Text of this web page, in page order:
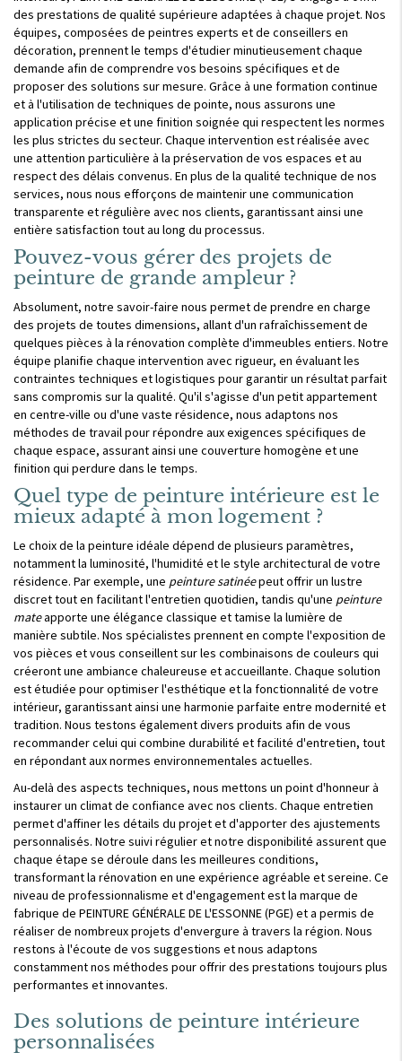
des prestations de qualité supérieure adaptées à chaque projet. Nos
équipes, composées de peintres experts et de conseillers en
décoration, prennent le temps d'étudier minutieusement chaque
demande afin de comprendre vos besoins spécifiques et de
proposer des solutions sur mesure. Grâce à une formation continue
et à l'utilisation de techniques de pointe, nous assurons une
application précise et une finition soignée qui respectent les normes
les plus strictes du secteur. Chaque intervention est réalisée avec
une attention particulière à la préservation de vos espaces et au
respect des délais convenus. En plus de la qualité technique de nos
services, nous nous efforçons de maintenir une communication
transparente et régulière avec nos clients, garantissant ainsi une
entière satisfaction tout au long du processus.
Pouvez-vous gérer des projets de
peinture de grande ampleur ?
Absolument, notre savoir-faire nous permet de prendre en charge
des projets de toutes dimensions, allant d'un rafraîchissement de
quelques pièces à la rénovation complète d'immeubles entiers. Notre
équipe planifie chaque intervention avec rigueur, en évaluant les
contraintes techniques et logistiques pour garantir un résultat parfait
sans compromis sur la qualité. Qu'il s'agisse d'un petit appartement
en centre-ville ou d'une vaste résidence, nous adaptons nos
méthodes de travail pour répondre aux exigences spécifiques de
chaque espace, assurant ainsi une couverture homogène et une
finition qui perdure dans le temps.
Quel type de peinture intérieure est le
mieux adapté à mon logement ?
Le choix de la peinture idéale dépend de plusieurs paramètres,
notamment la luminosité, l'humidité et le style architectural de votre
résidence. Par exemple, une peinture satinéepeut offrir un lustre
discret tout en facilitant l'entretien quotidien, tandis qu'une peinture
mateapporte une élégance classique et tamise la lumière de
manière subtile. Nos spécialistes prennent en compte l'exposition de
vos pièces et vous conseillent sur les combinaisons de couleurs qui
créeront une ambiance chaleureuse et accueillante. Chaque solution
est étudiée pour optimiser l'esthétique et la fonctionnalité de votre
intérieur, garantissant ainsi une harmonie parfaite entre modernité et
tradition. Nous testons également divers produits afin de vous
recommander celui qui combine durabilité et facilité d'entretien, tout
en répondant aux normes environnementales actuelles.
Au-delà des aspects techniques, nous mettons un point d'honneur à
instaurer un climat de confiance avec nos clients. Chaque entretien
permet d'affiner les détails du projet et d'apporter des ajustements
personnalisés. Notre suivi régulier et notre disponibilité assurent que
chaque étape se déroule dans les meilleures conditions,
transformant la rénovation en une expérience agréable et sereine. Ce
niveau de professionnalisme et d'engagement est la marque de
fabrique de PEINTURE GÉNÉRALE DE L'ESSONNE (PGE) et a permis de
réaliser de nombreux projets d'envergure à travers la région. Nous
restons à l'écoute de vos suggestions et nous adaptons
constamment nos méthodes pour offrir des prestations toujours plus
performantes et innovantes.
Des solutions de peinture intérieure
personnalisées